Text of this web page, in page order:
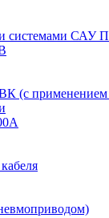
системами САУ
(с